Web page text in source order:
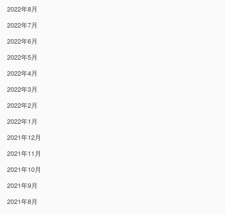
2022年8月
2022年7月
2022年6月
2022年5月
2022年4月
2022年3月
2022年2月
2022年1月
2021年12月
2021年11月
2021年10月
2021年9月
2021年8月